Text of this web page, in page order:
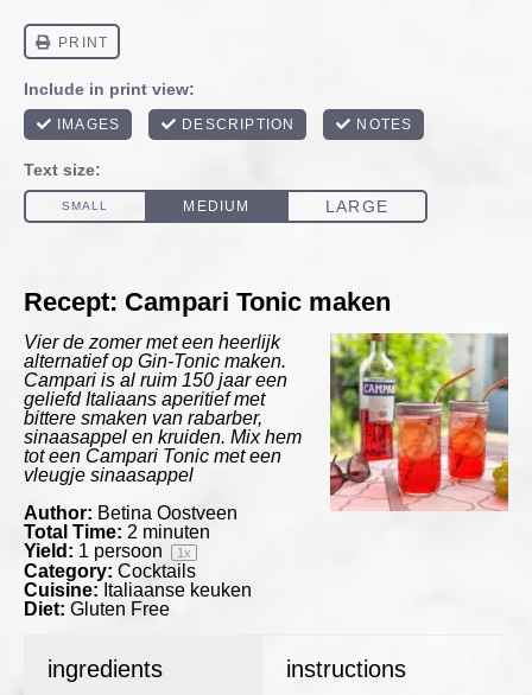
Recept: Campari Tonic maken
Vier de zomer met een heerlijk
alternatief op Gin-Tonic maken.
Campari is al ruim 150 jaar een
geliefd Italiaans aperitief met
bittere smaken van rabarber,
sinaasappel en kruiden. Mix hem
tot een Campari Tonic met een
vleugje sinaasappel
Author: Betina Oostveen
Total Time: 2 minuten
Yield: 1 persoon 1x
Category: Cocktails
Cuisine: Italiaanse keuken
Diet: Gluten Free
ingredients instructions